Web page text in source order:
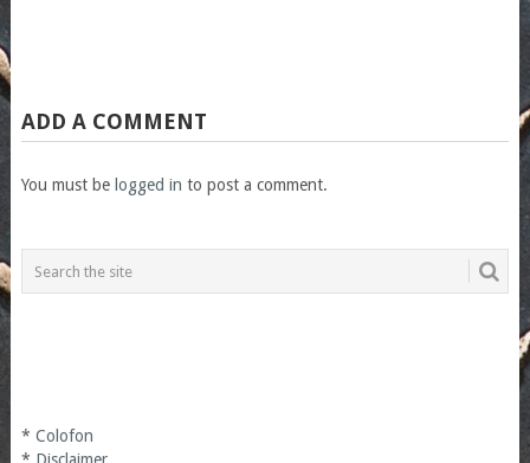
ADD A COMMENT
You must be logged in to post a comment.
* Colofon